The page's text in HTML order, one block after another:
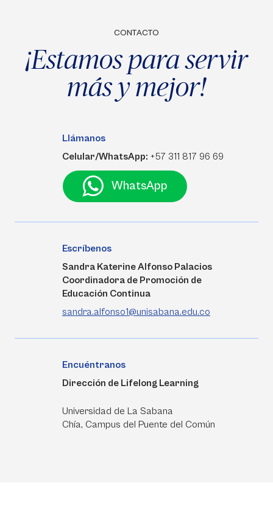
CONTACTO
¡Estamos para servir
más y mejor!
Llámanos
Celular/WhatsApp: +57 311 817 96 69
WhatsApp
Escríbenos
Sandra Katerine Alfonso Palacios
Coordinadora de Promoción de
Educación Continua
sandra.alfonso1@unisabana.edu.co
Encuéntranos
Dirección de Lifelong Learning
Universidad de La Sabana
Chía, Campus del Puente del Común